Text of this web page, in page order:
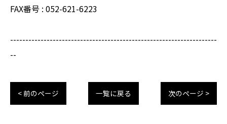
FAX番号 : 052-621-6223
--------------------------------------------------------------------
--
< 前のページ 一覧に戻る 次のページ >